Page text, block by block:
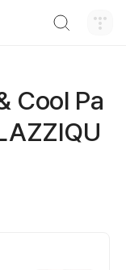
Cool Pa